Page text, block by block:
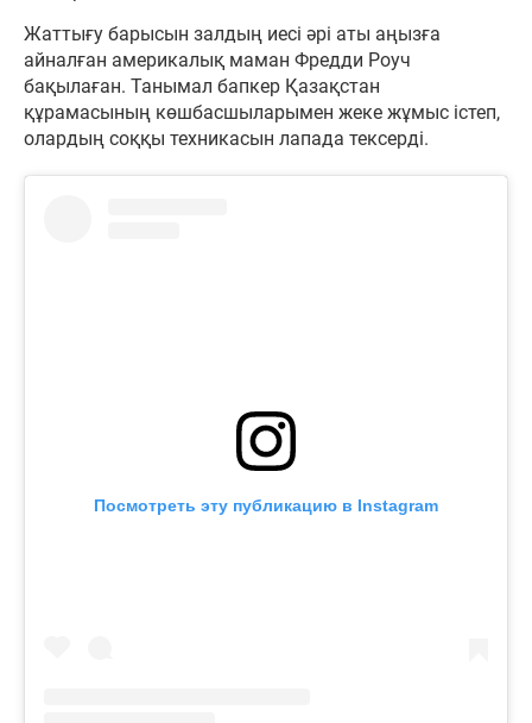
Жаттығу барысын залдың иесі әрі аты аңызға
айналған америкалық маман Фредди Роуч
бақылаған. Танымал бапкер Қазақстан
құрамасының көшбасшыларымен жеке жұмыс істеп,
олардың соққы техникасын лапада тексерді.
Посмотреть эту публикацию в Instagram